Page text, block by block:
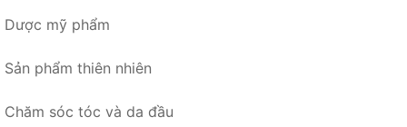
Dược mỹ phẩm
Sản phẩm thiên nhiên
Chăm sóc tóc và da đầu